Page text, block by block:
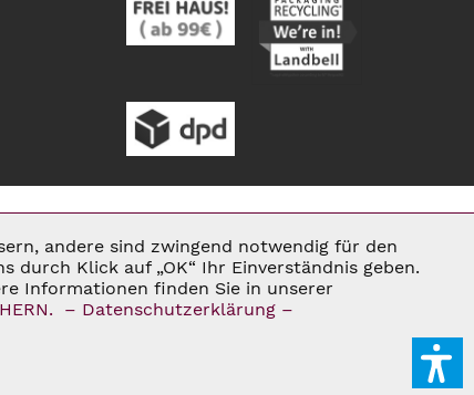
NICHT ANDERS BESCHRIEBEN
Aktiv
Inaktiv
andere sind zwingend notwendig für den
Klick auf „OK“ Ihr Einverständnis geben.
Informationen finden Sie in unserer
– Datenschutzerklärung –